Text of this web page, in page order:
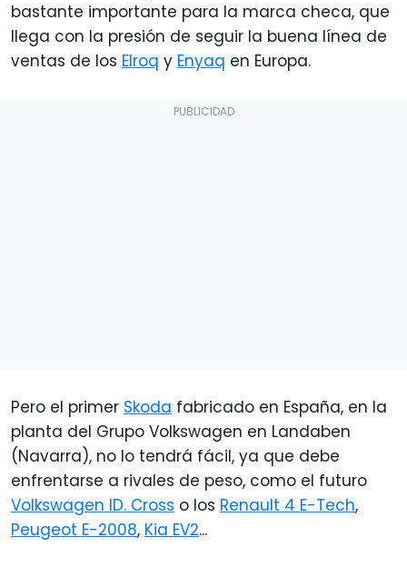
bastante importante para la marca checa, que
llega con la presión de seguir la buena línea de
ventas de los Elroq y Enyaq en Europa.
Pero el primer Skoda fabricado en España, en la
planta del Grupo Volkswagen en Landaben
(Navarra), no lo tendrá fácil, ya que debe
enfrentarse a rivales de peso, como el futuro
Volkswagen ID. Cross o los Renault 4 E-Tech,
Peugeot E-2008, Kia EV2...